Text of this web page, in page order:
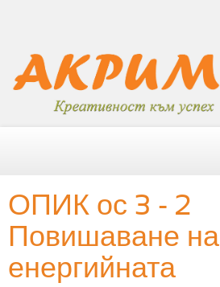
ОПИК ос 3 - 2
Повишаване на
енергийната